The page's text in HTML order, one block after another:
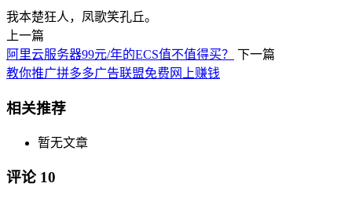
我本楚狂人，凤歌笑孔丘。
上一篇
阿里云服务器99元/年的ECS值不值得买？
下一篇
教你推广拼多多广告联盟免费网上赚钱
相关推荐
暂无文章
评论 10